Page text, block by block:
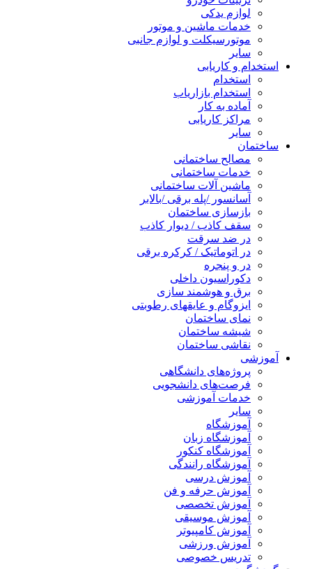
لوازم یدکی
خدمات ماشین و موتور
موتورسیکلت و لوازم جانبی
سایر
استخدام و کاریابی
استخدام
استخدام بازاریاب
آماده به کار
مراکز کاریابی
سایر
ساختمان
مصالح ساختمانی
خدمات ساختمانی
ماشین آلات ساختمانی
آسانسور /پله برقی /بالابر
بازسازی ساختمان
سقف کاذب / دیوار کاذب
در ضد سرقت
در اتوماتیک / کرکره برقی
در و پنجره
دکوراسیون داخلی
برق و هوشمند سازی
ایزوگام و عایقهای رطوبتی
نمای ساختمان
شیشه ساختمان
نقاشی ساختمان
آموزشی
پروژه‌های دانشگاهی
فرصت‌های دانشجویی
خدمات آموزشی
سایر
آموزشگاه
آموزشگاه زبان
آموزشگاه کنکور
آموزشگاه رانندگی
آموزش درسی
آموزش حرفه و فن
آموزش تخصصی
آموزش موسیقی
آموزش کامپیوتر
آموزش ورزشی
تدریس خصوصی